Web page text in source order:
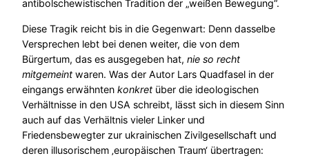
antibolschewistischen Tradition der „weißen Bewegung“.
Diese Tragik reicht bis in die Gegenwart: Denn dasselbe
Versprechen lebt bei denen weiter, die von dem
Bürgertum, das es ausgegeben hat, nie so recht
mitgemeint waren. Was der Autor Lars Quadfasel in der
eingangs erwähnten konkret über die ideologischen
Verhältnisse in den USA schreibt, lässt sich in diesem Sinn
auch auf das Verhältnis vieler Linker und
Friedensbewegter zur ukrainischen Zivilgesellschaft und
deren illusorischem ‚europäischen Traum‘ übertragen: